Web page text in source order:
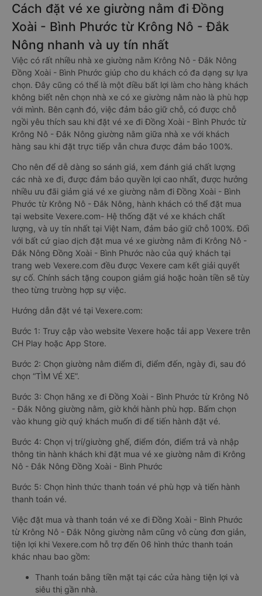
Cách đặt vé xe giường nằm đi Đồng
Xoài - Bình Phước từ Krông Nô - Đắk
Nông nhanh và uy tín nhất
Việc có rất nhiều nhà xe giường nằm Krông Nô - Đắk Nông
Đồng Xoài - Bình Phước giúp cho du khách có đa dạng sự lựa
chọn. Đây cũng có thể là một điều bất lợi làm cho hàng khách
không biết nên chọn nhà xe có xe giường nằm nào là phù hợp
với mình. Bên cạnh đó, việc đảm bảo giữ chỗ, có được chỗ
ngồi yêu thích sau khi đặt vé xe đi Đồng Xoài - Bình Phước từ
Krông Nô - Đắk Nông giường nằm giữa nhà xe với khách
hàng sau khi đặt trực tiếp vẫn chưa được đảm bảo 100%.
Cho nên để dễ dàng so sánh giá, xem đánh giá chất lượng
các nhà xe đi, được đảm bảo quyền lợi cao nhất, được hưởng
nhiều ưu đãi giảm giá vé xe giường nằm đi Đồng Xoài - Bình
Phước từ Krông Nô - Đắk Nông, hành khách có thể đặt mua
tại website Vexere.com- Hệ thống đặt vé xe khách chất
lượng, và uy tín nhất tại Việt Nam, đảm bảo giữ chỗ 100%. Đối
với bất cứ giao dịch đặt mua vé xe giường nằm đi Krông Nô -
Đắk Nông Đồng Xoài - Bình Phước nào của quý khách tại
trang web Vexere.com đều được Vexere cam kết giải quyết
sự cố. Chính sách tặng coupon giảm giá hoặc hoàn tiền sẽ tùy
theo từng trường hợp sự việc.
Hướng dẫn đặt vé tại Vexere.com:
Bước 1: Truy cập vào website Vexere hoặc tải app Vexere trên
CH Play hoặc App Store.
Bước 2: Chọn giường nằm điểm đi, điểm đến, ngày đi, sau đó
chọn “TÌM VÉ XE”.
Bước 3: Chọn hãng xe đi Đồng Xoài - Bình Phước từ Krông Nô
- Đắk Nông giường nằm, giờ khởi hành phù hợp. Bấm chọn
vào khung giờ quý khách muốn đi để tiến hành đặt vé.
Bước 4: Chọn vị trí/giường ghế, điểm đón, điểm trả và nhập
thông tin hành khách khi đặt mua vé xe giường nằm đi Krông
Nô - Đắk Nông Đồng Xoài - Bình Phước
Bước 5: Chọn hình thức thanh toán vé phù hợp và tiến hành
thanh toán vé.
Việc đặt mua và thanh toán vé xe đi Đồng Xoài - Bình Phước
từ Krông Nô - Đắk Nông giường nằm cũng vô cùng đơn giản,
tiện lợi khi Vexere.com hỗ trợ đến 06 hình thức thanh toán
khác nhau bao gồm:
Thanh toán bằng tiền mặt tại các cửa hàng tiện lợi và
siêu thị gần nhà.